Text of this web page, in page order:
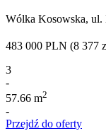
Wólka Kosowska, ul.
483 000 PLN (8 377
3
-
57.66 m2
-
Przejdź do oferty